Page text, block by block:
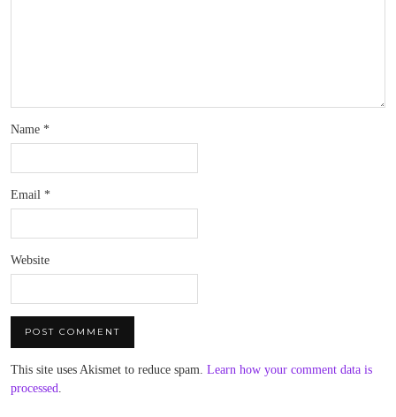
Name *
Email *
Website
This site uses Akismet to reduce spam. Learn how your comment data is
processed.